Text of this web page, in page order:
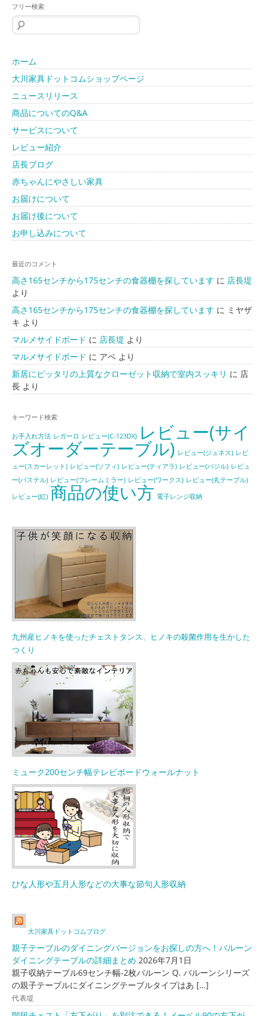
フリー検索
検
索:
ホーム
大川家具ドットコムショップページ
ニュースリリース
商品についてのQ&A
サービスについて
レビュー紹介
店長ブログ
赤ちゃんにやさしい家具
お届けについて
お届け後について
お申し込みについて
最近のコメント
高さ165センチから175センチの食器棚を探しています に 店長堤
より
高さ165センチから175センチの食器棚を探しています に ミヤザ
キ より
マルメサイドボード に 店長堤 より
マルメサイドボード に アベ より
新居にピッタリの上質なクローゼット収納で室内スッキリ に 店
長 より
キーワード検索
お手入れ方法 レガーロ レビュー(C-123DX) レビュー(サイ
ズオーダーテーブル) レビュー(ジュネス) レビ
ュー(スカーレット) レビュー(ソフィ) レビュー(ティアラ) レビュー(バジル) レビュ
ー(パステル) レビュー(フレームミラー) レビュー(ワークス) レビュー(丸テーブル)
レビュー(紅) 商品の使い方 電子レンジ収納
九州産ヒノキを使ったチェストタンス、ヒノキの殺菌作用を生かした
つくり
ミューク200センチ幅テレビボードウォールナット
ひな人形や五月人形などの大事な節句人形収納
大川家具ドットコムブログ
親子テーブルのダイニングバージョンをお探しの方へ！バルーン
ダイニングテーブルの詳細まとめ 2026年7月1日
親子収納テーブル69センチ幅-2枚バルーン Q. バルーンシリーズ
の親子テーブルにダイニングテーブルタイプはあ […]
代表堤